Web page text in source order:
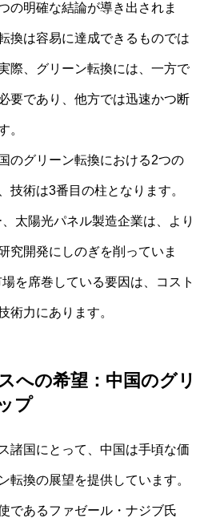
の明確な結論が導き出されま
換は容易に達成できるものでは
際、グリーン転換には、一方で
要であり、他方では迅速かつ断
。
のグリーン転換における2つの
技術は3番目の柱となります。
太陽光パネル製造企業は、より
究開発にしのぎを削っていま
を席巻している要因は、コスト
術力にあります。
への希望：中国のグリ
プ
諸国にとって、中国は手頃な価
転換の展望を提供しています。
であるファゼール・ナジブ氏